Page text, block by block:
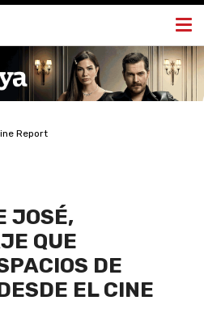
Report
JOSÉ,
QUE
DE
EL CINE